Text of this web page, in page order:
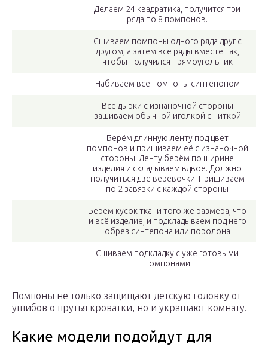
Делаем 24 квадратика, получится три
ряда по 8 помпонов.
Сшиваем помпоны одного ряда друг с
другом, а затем все ряды вместе так,
чтобы получился прямоугольник
Набиваем все помпоны синтепоном
Все дырки с изнаночной стороны
зашиваем обычной иголкой с ниткой
Берём длинную ленту под цвет
помпонов и пришиваем её с изнаночной
стороны. Ленту берём по ширине
изделия и складываем вдвое. Должно
получиться две верёвочки. Пришиваем
по 2 завязки с каждой стороны
Берём кусок ткани того же размера, что
и всё изделие, и подкладываем под него
обрез синтепона или поролона
Сшиваем подкладку с уже готовыми
помпонами
Помпоны не только защищают детскую головку от
ушибов о прутья кроватки, но и украшают комнату.
Какие модели подойдут для